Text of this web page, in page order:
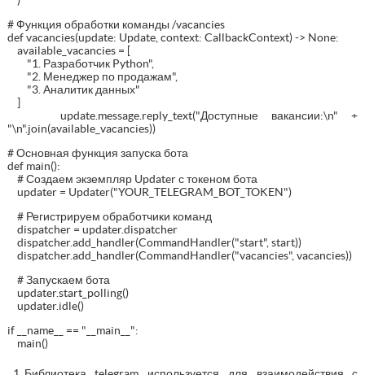
# Функция обработки команды /vacancies
def vacancies(update: Update, context: CallbackContext) -> None:
available_vacancies = [
"1. Разработчик Python",
"2. Менеджер по продажам",
"3. Аналитик данных"
]
update.message.reply_text("Доступные вакансии:\n" +
"\n".join(available_vacancies))
# Основная функция запуска бота
def main():
# Создаем экземпляр Updater с токеном бота
updater = Updater("YOUR_TELEGRAM_BOT_TOKEN")
# Регистрируем обработчики команд
dispatcher = updater.dispatcher
dispatcher.add_handler(CommandHandler("start", start))
dispatcher.add_handler(CommandHandler("vacancies", vacancies))
# Запускаем бота
updater.start_polling()
updater.idle()
if __name__ == "__main__":
main()